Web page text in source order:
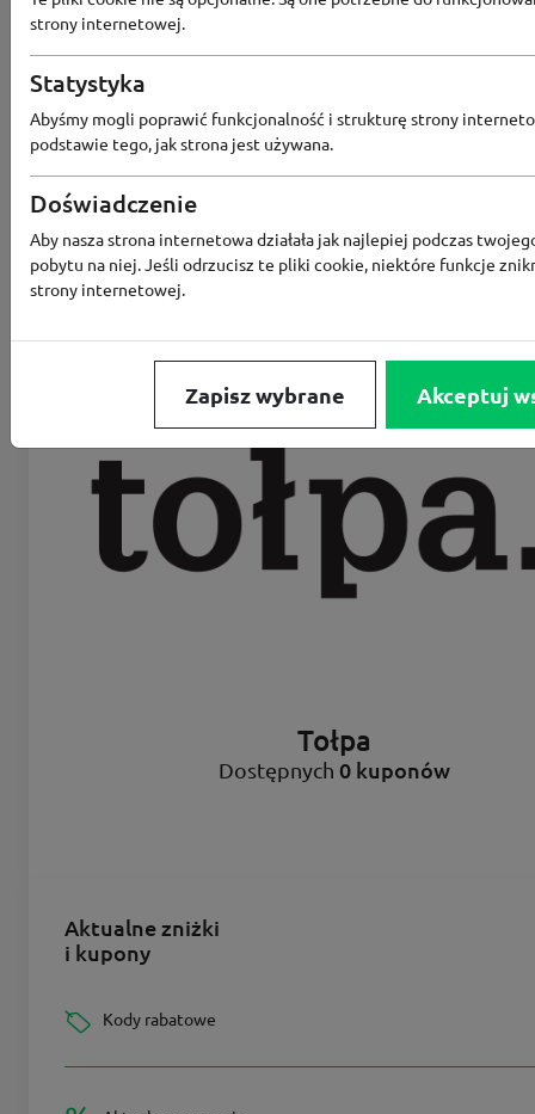
Tołpa
Dostępnych 0 kuponów
Aktualne zniżki
i kupony
Kody rabatowe
strony internetowej.
Statystyka
Abyśmy mogli poprawić funkcjonalność i strukturę strony
podstawie tego, jak strona jest używana.
Doświadczenie
Aby nasza strona internetowa działała jak najlepiej podczas
pobytu na niej. Jeśli odrzucisz te pliki cookie, niektóre funkcje
strony internetowej.
Zapisz wybrane Akceptuj